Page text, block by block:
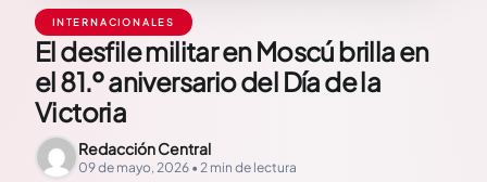
INTERNACIONALES
El desfile militar en Moscú brilla en
el 81.º aniversario del Día de la
Victoria
Redacción Central
09 de mayo, 2026 • 2 min de lectura